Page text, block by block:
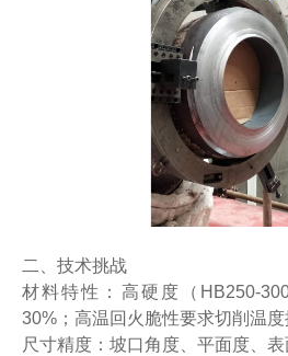
二、技术挑战
材料特性：高硬度（HB250-
30%；高温回火脆性要求切削温
尺寸精度：坡口角度、平面度、表